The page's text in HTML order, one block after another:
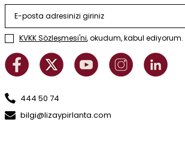
KVKK Sözleşmesi'ni, okudum, kabul ediyorum.
444 50 74
bilgi@lizaypirlanta.com